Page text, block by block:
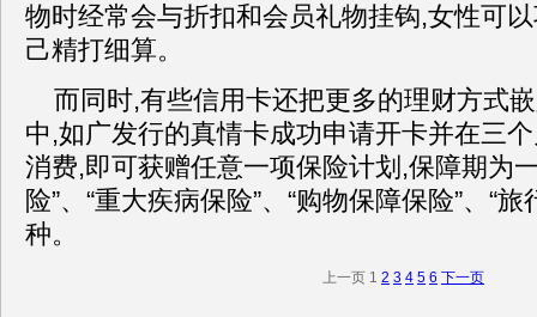
物时经常会与折扣和会员礼物挂钩,女性可
己精打细算。
而同时,有些信用卡还把更多的理财方式
中,如广发行的真情卡成功申请开卡并在三
消费,即可获赠任意一项保险计划,保障期为
险”、“重大疾病保险”、“购物保障保险”、“
种。
上一页 1 2 3 4 5 6 下一页